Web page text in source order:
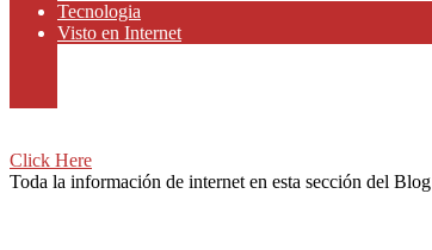
Tecnologia
Visto en Internet
Click Here
Toda la información de internet en esta sección del Blog